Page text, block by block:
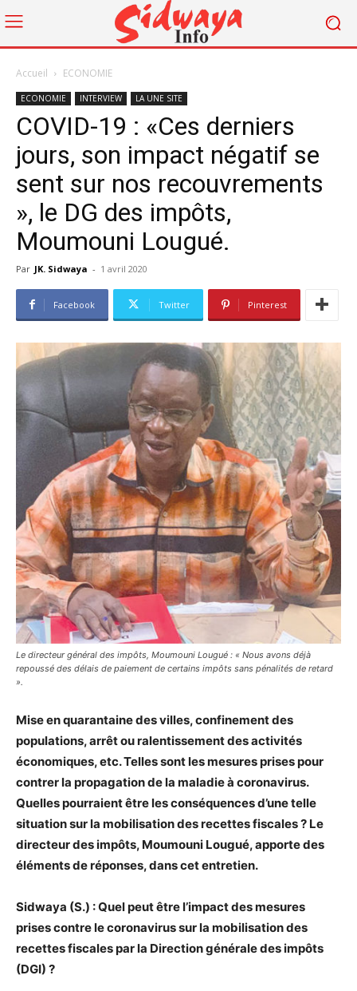
Accueil ECONOMIE
ECONOMIE INTERVIEW LA UNE SITE
COVID-19 : «Ces derniers
jours, son impact négatif se
sent sur nos recouvrements
», le DG des impôts,
Moumouni Lougué.
Par JK. Sidwaya - 1 avril 2020
Facebook Twitter Pinterest
Le directeur général des impôts, Moumouni Lougué : « Nous avons déjà
repoussé des délais de paiement de certains impôts sans pénalités de retard
».
Mise en quarantaine des villes, confinement des
populations, arrêt ou ralentissement des activités
économiques, etc. Telles sont les mesures prises pour
contrer la propagation de la maladie à coronavirus.
Quelles pourraient être les conséquences d’une telle
situation sur la mobilisation des recettes fiscales ? Le
directeur des impôts, Moumouni Lougué, apporte des
éléments de réponses, dans cet entretien.
Sidwaya (S.) : Quel peut être l’impact des mesures
prises contre le coronavirus sur la mobilisation des
recettes fiscales par la Direction générale des impôts
(DGI) ?